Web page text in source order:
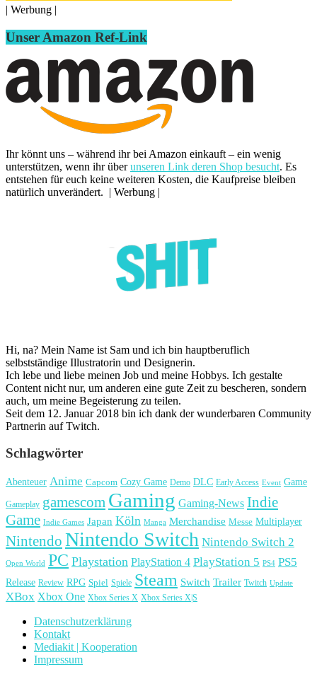
| Werbung |
Unser Amazon Ref-Link
Ihr könnt uns – während ihr bei Amazon einkauft – ein wenig
unterstützen, wenn ihr überunseren Link deren Shop besucht. Es
entstehen für euch keine weiteren Kosten, die Kaufpreise bleiben
natürlich unverändert. | Werbung |
Hi, na? Mein Name ist Sam und ich bin hauptberuflich
selbstständige Illustratorin und Designerin.
Ich lebe und liebe meinen Job und meine Hobbys. Ich gestalte
Content nicht nur, um anderen eine gute Zeit zu bescheren, sondern
auch, um meine Begeisterung zu teilen.
Seit dem 12. Januar 2018 bin ich dank der wunderbaren Community
Partnerin auf Twitch.
Schlagwörter
Abenteuer Anime Capcom Cozy Game Demo DLC Early Access Event Game
Gameplay gamescom Gaming Gaming-News Indie
Game Indie Games Japan Köln Manga Merchandise Messe Multiplayer
Nintendo Nintendo Switch Nintendo Switch 2
Open World PC Playstation PlayStation 4 PlayStation 5 PS4 PS5
Release Review RPG Spiel Spiele Steam Switch Trailer Twitch Update
XBox Xbox One Xbox Series X Xbox Series X|S
Datenschutzerklärung
Kontakt
Mediakit | Kooperation
Impressum